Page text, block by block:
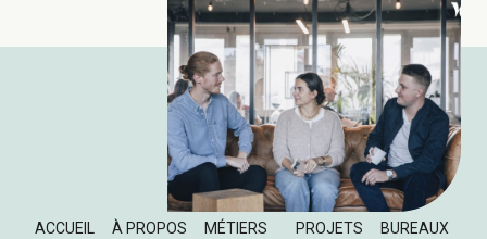
ACCUEIL À PROPOS MÉTIERS PROJETS
BUREAUX